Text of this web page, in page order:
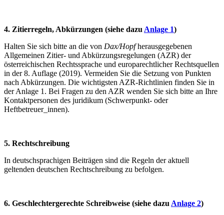
4. Zitierregeln, Abkürzungen (siehe dazu Anlage 1)
Halten Sie sich bitte an die von Dax/Hopfherausgegebenen
Allgemeinen Zitier- und Abkürzungsregelungen (AZR) der
österreichischen Rechtssprache und europarechtlicher Rechtsquellen
in der 8. Auflage (2019). Vermeiden Sie die Setzung von Punkten
nach Abkürzungen. Die wichtigsten AZR-Richtlinien finden Sie in
der Anlage 1. Bei Fragen zu den AZR wenden Sie sich bitte an Ihre
Kontaktpersonen des juridikum (Schwerpunkt- oder
Heftbetreuer_innen).
5. Rechtschreibung
In deutschsprachigen Beiträgen sind die Regeln der aktuell
geltenden deutschen Rechtschreibung zu befolgen.
6. Geschlechtergerechte Schreibweise (siehe dazu Anlage 2)